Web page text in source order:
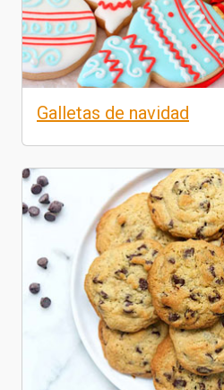
Galletas de navidad